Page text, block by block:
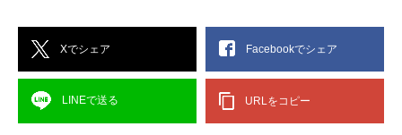
Xでシェア Facebookでシェア
LINEで送る URLをコピー